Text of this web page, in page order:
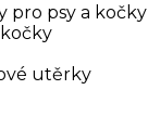
pro psy a kočky
utěrky